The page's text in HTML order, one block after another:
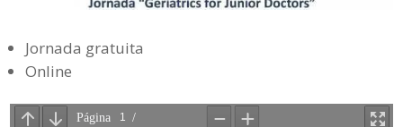
Jornada gratuita
Online